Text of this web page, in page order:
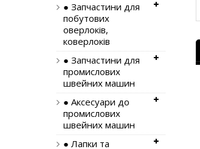
● Запчастини для
побутових
оверлоків,
коверлоків
● Запчастини для
промислових
швейних машин
● Аксесуари до
промислових
швейних машин
● Лапки та